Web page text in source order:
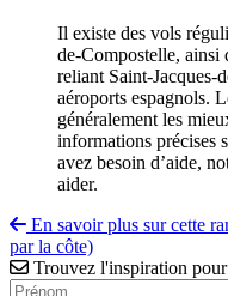
Il existe des vols
de-Compostelle, ainsi
reliant Saint-Jacques-
aéroports espagnols.
généralement les
informations précises
avez besoin d’aide,
aider.
En savoir plus sur cette
par la côte)
Trouvez l'inspiration